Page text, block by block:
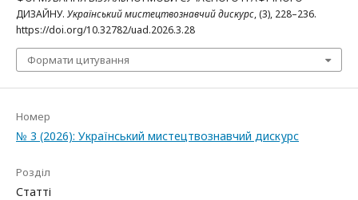
ДИЗАЙНУ. Український мистецтвознавчий дискурс, (3), 228–236.
https://doi.org/10.32782/uad.2026.3.28
Формати цитування
Номер
№ 3 (2026): Український мистецтвознавчий дискурс
Розділ
Статті